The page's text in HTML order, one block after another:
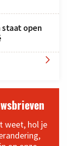
staat open

weet, hol je